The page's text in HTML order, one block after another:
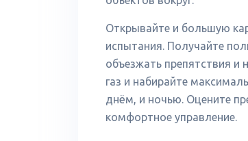
Открывайте и большую
испытания. Получайте
объезжать препятствия и
газ и набирайте
днём, и ночью. Оцените
комфортное управление.